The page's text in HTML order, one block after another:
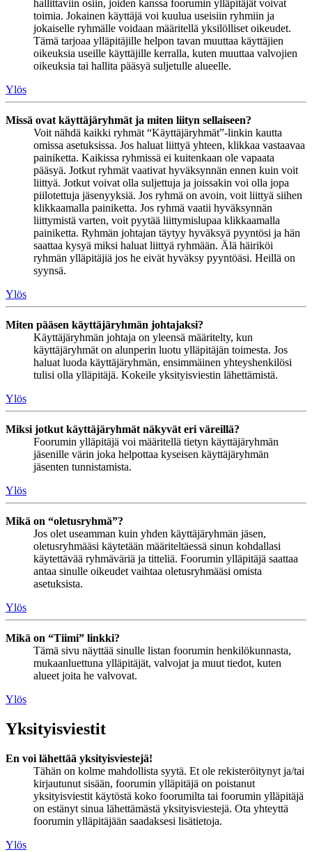
hallittaviin osiin, joiden kanssa foorumin ylläpitäjät voivat
toimia. Jokainen käyttäjä voi kuulua useisiin ryhmiin ja
jokaiselle ryhmälle voidaan määritellä yksilölliset oikeudet.
Tämä tarjoaa ylläpitäjille helpon tavan muuttaa käyttäjien
oikeuksia useille käyttäjille kerralla, kuten muuttaa valvojien
oikeuksia tai hallita pääsyä suljetulle alueelle.
Ylös
Missä ovat käyttäjäryhmät ja miten liityn sellaiseen?
Voit nähdä kaikki ryhmät “Käyttäjäryhmät”-linkin kautta
omissa asetuksissa. Jos haluat liittyä yhteen, klikkaa vastaavaa
painiketta. Kaikissa ryhmissä ei kuitenkaan ole vapaata
pääsyä. Jotkut ryhmät vaativat hyväksynnän ennen kuin voit
liittyä. Jotkut voivat olla suljettuja ja joissakin voi olla jopa
piilotettuja jäsenyyksiä. Jos ryhmä on avoin, voit liittyä siihen
klikkaamalla painiketta. Jos ryhmä vaatii hyväksynnän
liittymistä varten, voit pyytää liittymislupaa klikkaamalla
painiketta. Ryhmän johtajan täytyy hyväksyä pyyntösi ja hän
saattaa kysyä miksi haluat liittyä ryhmään. Älä häiriköi
ryhmän ylläpitäjiä jos he eivät hyväksy pyyntöäsi. Heillä on
syynsä.
Ylös
Miten pääsen käyttäjäryhmän johtajaksi?
Käyttäjäryhmän johtaja on yleensä määritelty, kun
käyttäjäryhmät on alunperin luotu ylläpitäjän toimesta. Jos
haluat luoda käyttäjäryhmän, ensimmäinen yhteyshenkilösi
tulisi olla ylläpitäjä. Kokeile yksityisviestin lähettämistä.
Ylös
Miksi jotkut käyttäjäryhmät näkyvät eri väreillä?
Foorumin ylläpitäjä voi määritellä tietyn käyttäjäryhmän
jäsenille värin joka helpottaa kyseisen käyttäjäryhmän
jäsenten tunnistamista.
Ylös
Mikä on “oletusryhmä”?
Jos olet useamman kuin yhden käyttäjäryhmän jäsen,
oletusryhmääsi käytetään määriteltäessä sinun kohdallasi
käytettävää ryhmäväriä ja titteliä. Foorumin ylläpitäjä saattaa
antaa sinulle oikeudet vaihtaa oletusryhmääsi omista
asetuksista.
Ylös
Mikä on “Tiimi” linkki?
Tämä sivu näyttää sinulle listan foorumin henkilökunnasta,
mukaanluettuna ylläpitäjät, valvojat ja muut tiedot, kuten
alueet joita he valvovat.
Ylös
Yksityisviestit
En voi lähettää yksityisviestejä!
Tähän on kolme mahdollista syytä. Et ole rekisteröitynyt ja/tai
kirjautunut sisään, foorumin ylläpitäjä on poistanut
yksityisviestit käytöstä koko foorumilta tai foorumin ylläpitäjä
on estänyt sinua lähettämästä yksityisviestejä. Ota yhteyttä
foorumin ylläpitäjään saadaksesi lisätietoja.
Ylös